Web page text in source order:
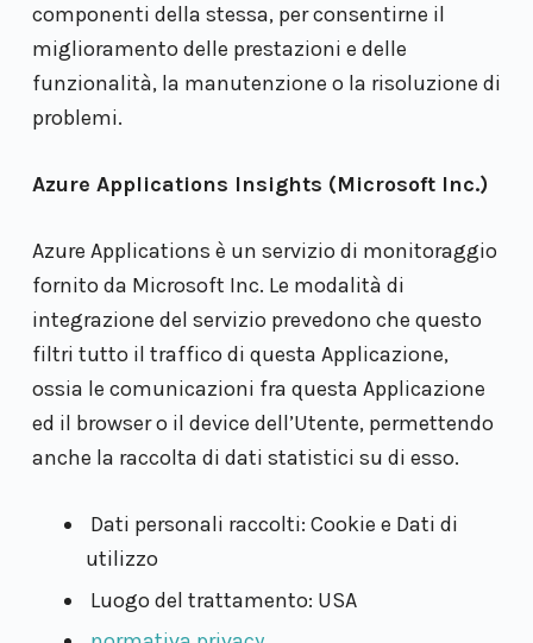
componenti della stessa, per consentirne il
miglioramento delle prestazioni e delle
funzionalità, la manutenzione o la risoluzione di
problemi.
Azure Applications Insights (Microsoft Inc.)
Azure Applications è un servizio di monitoraggio
fornito da Microsoft Inc. Le modalità di
integrazione del servizio prevedono che questo
filtri tutto il traffico di questa Applicazione,
ossia le comunicazioni fra questa Applicazione
ed il browser o il device dell’Utente, permettendo
anche la raccolta di dati statistici su di esso.
Dati personali raccolti: Cookie e Dati di
utilizzo
Luogo del trattamento: USA